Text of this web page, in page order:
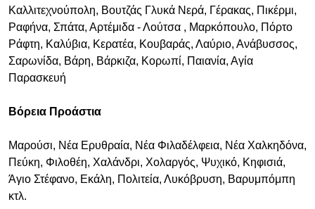
Καλλιτεχνούπολη, Βουτζάς Γλυκά Νερά, Γέρακας, Πικέρμι,
Ραφήνα, Σπάτα, Αρτέμιδα - Λούτσα , Μαρκόπουλο, Πόρτο
Ράφτη, Καλύβια, Κερατέα, Κουβαράς, Λαύριο, Ανάβυσσος,
Σαρωνίδα, Βάρη, Βάρκιζα, Κορωπί, Παιανία, Αγία
Παρασκευή
Βόρεια Προάστια
Μαρούσι, Νέα Ερυθραία, Νέα Φιλαδέλφεια, Νέα Χαλκηδόνα,
Πεύκη, Φιλοθέη, Χαλάνδρι, Χολαργός, Ψυχικό, Κηφισιά,
Άγιο Στέφανο, Εκάλη, Πολιτεία, Λυκόβρυση, Βαρυμπόμπη
κτλ.